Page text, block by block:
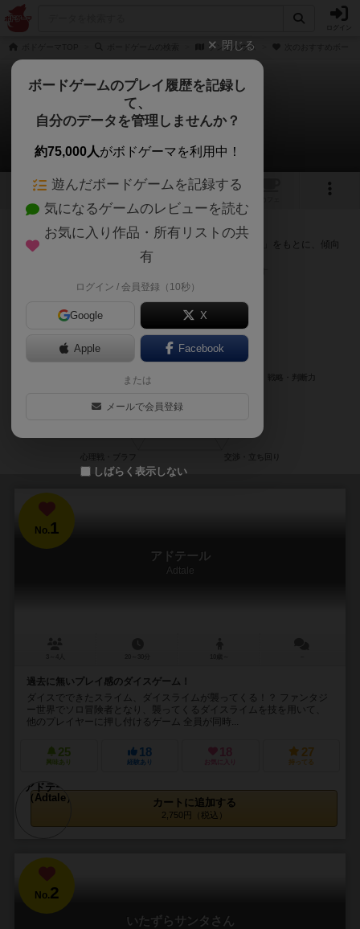
ゾンビハウス
ゾンビハウス
次のおすすめボードゲーム
1
『ゾンビハウス』が好きな方へのおすすめ
このゲームのトップページで投票された「プレイ感の評価」をもとに、傾向
が近いボードゲームをランキング形式で紹介します。
No.1
アドテール
Adtale
過去に無いプレイ感のダイスゲーム！
ダイスでできたスライム、ダイスライムが襲ってくる！？ ファンタジ
ー世界でソロ冒険者となり、襲ってくるダイスライムを技を用いて、
他のプレイヤーに押し付けるゲーム 全員が同時...
25
興味あり
18
経験あり
18
お気に入り
27
持ってる
カートに追加する
2,750円（税込）
No.2
いたずらサンタさん
閉じる
ボードゲームのプレイ履歴を記録し
て、
自分のデータを管理しませんか？
約75,000人がボドゲーマを利用中！
遊んだボードゲームを記録する
気になるゲームのレビューを読む
お気に入り作品・所有リストの共
有
ログイン / 会員登録（10秒）
Google X
Apple Facebook
または
メールで会員登録
しばらく表示しない